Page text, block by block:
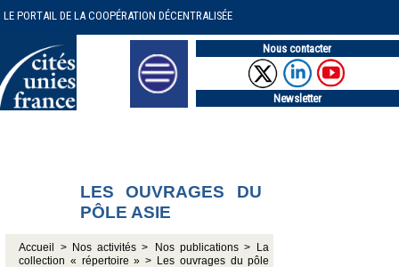
LE PORTAIL DE LA COOPÉRATION DÉCENTRALISÉE
Nous contacter
Newsletter
LES OUVRAGES DU
PÔLE ASIE
Accueil > Nos activités > Nos publications >
La
collection « répertoire » >
Les ouvrages du pôle